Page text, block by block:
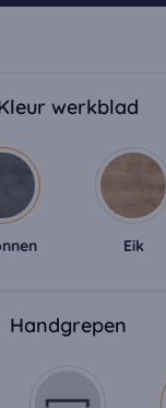
werkblad
Eik
Handgrepen